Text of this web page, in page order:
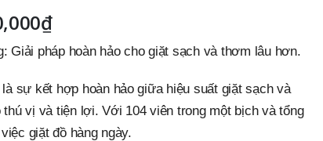
₫
Giải pháp hoàn hảo cho giặt sạch và thơm lâu hơn.
sự kết hợp hoàn hảo giữa hiệu suất giặt sạch và
vị và tiện lợi. Với 104 viên trong một bịch và tổng
giặt đồ hàng ngày.